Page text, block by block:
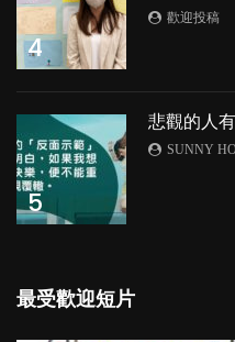
4
歡迎投稿
5
悲觀的人
SUNNY
最受歡迎短片